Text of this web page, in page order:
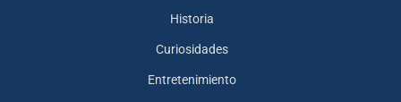
Historia
Curiosidades
Entretenimiento